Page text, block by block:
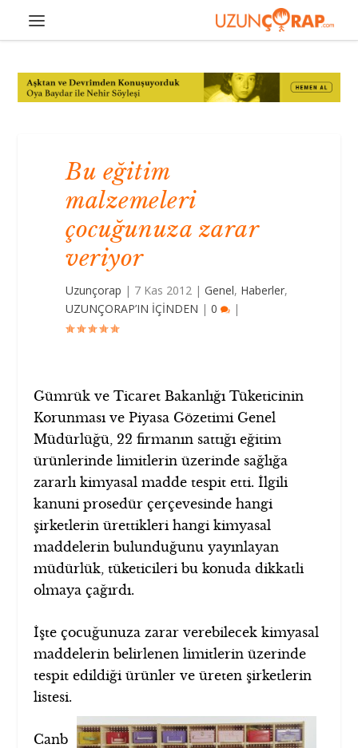
Bu eğitim
malzemeleri
çocuğunuza zarar
veriyor
Uzunçorap | 7 Kas 2012 |Genel, Haberler,
UZUNÇORAP’IN İÇİNDEN |0 |
Gümrük ve Ticaret Bakanlığı Tüketicinin
Korunması ve Piyasa Gözetimi Genel
Müdürlüğü, 22 firmanın sattığı eğitim
ürünlerinde limitlerin üzerinde sağlığa
zararlı kimyasal madde tespit etti. İlgili
kanuni prosedür çerçevesinde hangi
şirketlerin ürettikleri hangi kimyasal
maddelerin bulunduğunu yayınlayan
müdürlük, tüketicileri bu konuda dikkatli
olmaya çağırdı.
İşte çocuğunuza zarar verebilecek kimyasal
maddelerin belirlenen limitlerin üzerinde
tespit edildiği ürünler ve üreten şirketlerin
listesi.
Canb